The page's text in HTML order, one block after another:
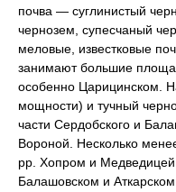
почва — суглинистый
чернозем, супесчаный
меловые, известковые
занимают большие
особенно Царицинском.
мощности) и тучный
части Сердобского и
Вороной. Несколько
pp. Хопром и Медведицей
Балашовском и Аткарском